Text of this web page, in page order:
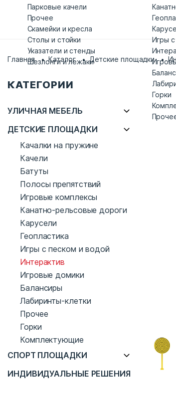
Парковые качели
Прочее
Скамейки и кресла
Столы и стойки
Указатели и стенды
Шезлонги и лежаки
Игры
Горки
Главная Каталог Детские площадки
КАТЕГОРИИ
УЛИЧНАЯ МЕБЕЛЬ
ДЕТСКИЕ ПЛОЩАДКИ
Качалки на пружине
Качели
Батуты
Полосы препятствий
Игровые комплексы
Канатно-рельсовые дороги
Карусели
Геопластика
Игры с песком и водой
Интерактив
Игровые домики
Балансиры
Лабиринты-клетки
Прочее
Горки
Комплектующие
СПОРТ ПЛОЩАДКИ
ИНДИВИДУАЛЬНЫЕ РЕШЕНИЯ